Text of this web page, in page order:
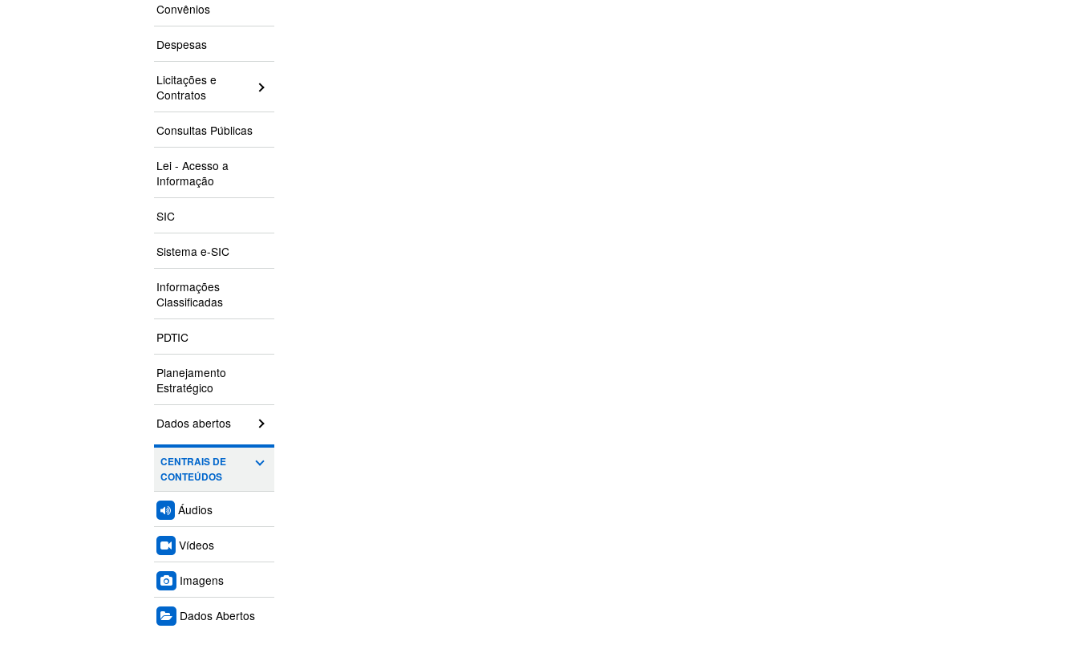
Convênios
Despesas
Licitações e
Contratos
Consultas Públicas
Lei - Acesso a
Informação
SIC
Sistema e-SIC
Informações
Classificadas
PDTIC
Planejamento
Estratégico
Dados abertos
CENTRAIS DE
CONTEÚDOS
Áudios
Vídeos
Imagens
Dados Abertos